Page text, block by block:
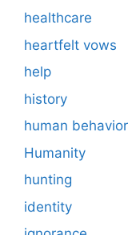
healthcare
heartfelt vows
help
history
human behavior
Humanity
hunting
identity